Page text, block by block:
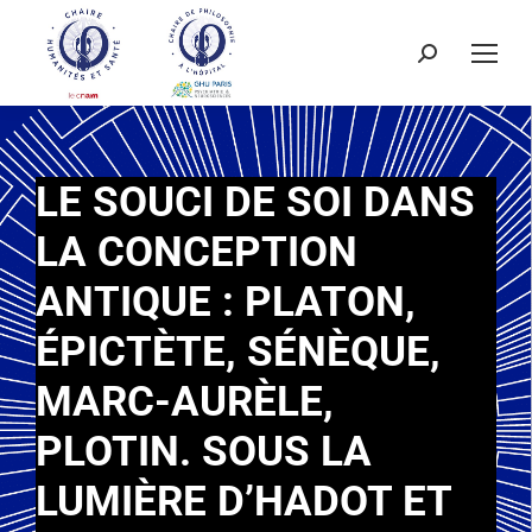
LE SOUCI DE SOI DANS
LA CONCEPTION
ANTIQUE : PLATON,
ÉPICTÈTE, SÉNÈQUE,
MARC-AURÈLE,
PLOTIN. SOUS LA
LUMIÈRE D’HADOT ET